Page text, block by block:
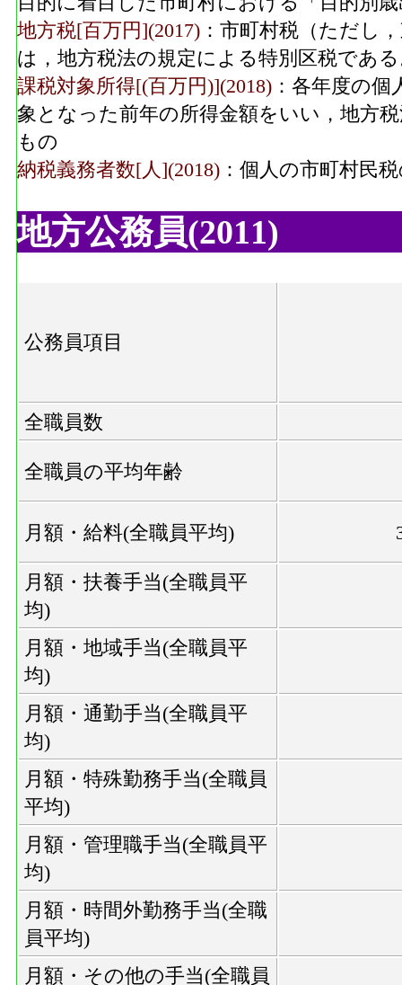
地方税[百万円](2017) ：市町村税（ただし
は，地方税法の規定による特別区税であ
課税対象所得[(百万円)](2018) ：各年度の
象となった前年の所得金額をいい，地方
もの
納税義務者数[人](2018) ：個人の市町村民
地方公務員(2011)
公務員項目
全職員数
全職員の平均年齢
月額・給料(全職員平均)
月額・扶養手当(全職員平
均)
月額・地域手当(全職員平
均)
月額・通勤手当(全職員平
均)
月額・特殊勤務手当(全職員
平均)
月額・管理職手当(全職員平
均)
月額・時間外勤務手当(全職
員平均)
月額・その他の手当(全職員